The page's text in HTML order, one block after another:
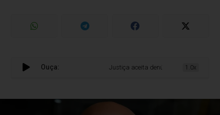
Ouça: Justiça aceita denúncia contra o tenente-
1.0x